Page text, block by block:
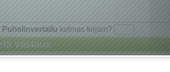
Puhelinvertailu kolmas kirjain?